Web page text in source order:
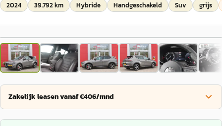
2024 39.792 km Hybride Handgeschakeld Suv grijs
1/55
Zakelijk leasen vanaf €406/mnd